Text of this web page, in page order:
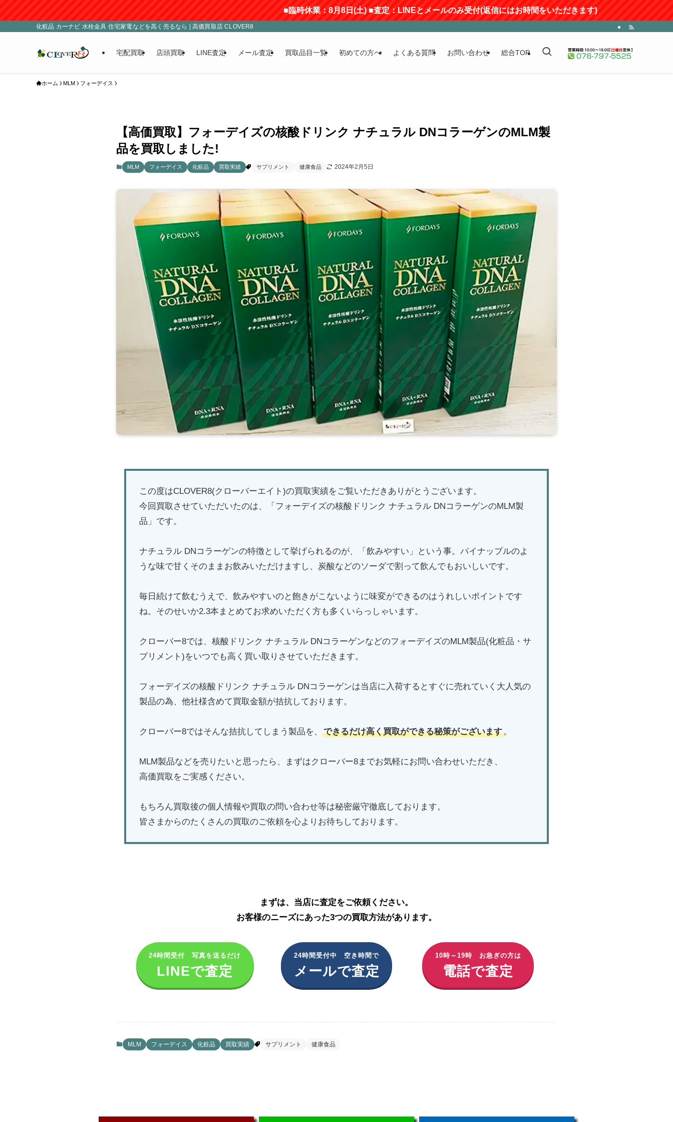
■臨時休業：8月8日(土) ■査定：LINEとメールのみ受付(返信にはお時間をいただきます)
化粧品 カーナビ 水栓金具 住宅家電などを高く売るなら | 高価買取店 CLOVER8
宅配買取 店頭買取 LINE査定 メール査定 買取品目一覧 初めての方へ よくある質問 お問い合わせ 総合TOP
ホーム MLM フォーデイス
【高価買取】フォーデイズの核酸ドリンク ナチュラル DNコラーゲンのMLM製
品を買取しました!
MLM フォーデイス 化粧品 買取実績 サプリメント 健康食品 2024年2月5日
この度はCLOVER8(クローバーエイト)の買取実績をご覧いただきありがとうございます。
今回買取させていただいたのは、「フォーデイズの核酸ドリンク ナチュラル DNコラーゲンのMLM製
品」です。
ナチュラル DNコラーゲンの特徴として挙げられるのが、「飲みやすい」という事。パイナップルのよ
うな味で甘くそのままお飲みいただけますし、炭酸などのソーダで割って飲んでもおいしいです。
毎日続けて飲むうえで、飲みやすいのと飽きがこないように味変ができるのはうれしいポイントです
ね。そのせいか2.3本まとめてお求めいただく方も多くいらっしゃいます。
クローバー8では、核酸ドリンク ナチュラル DNコラーゲンなどのフォーデイズのMLM製品(化粧品・サ
プリメント)をいつでも高く買い取りさせていただきます。
フォーデイズの核酸ドリンク ナチュラル DNコラーゲンは当店に入荷するとすぐに売れていく大人気の
製品の為、他社様含めて買取金額が拮抗しております。
クローバー8ではそんな拮抗してしまう製品を、 できるだけ高く買取ができる秘策がございます。
MLM製品などを売りたいと思ったら、まずはクローバー8までお気軽にお問い合わせいただき、
高価買取をご実感ください。
もちろん買取後の個人情報や買取の問い合わせ等は秘密厳守徹底しております。
皆さまからのたくさんの買取のご依頼を心よりお待ちしております。
まずは、当店に査定をご依頼ください。
お客様のニーズにあった3つの買取方法があります。
24時間受付 写真を送るだけ
LINEで査定
24時間受付中 空き時間で
メールで査定
10時～19時 お急ぎの方は
電話で査定
MLM フォーデイス 化粧品 買取実績 サプリメント 健康食品